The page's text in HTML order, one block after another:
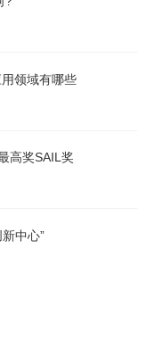
领域有哪些
高奖SAIL奖
中心”